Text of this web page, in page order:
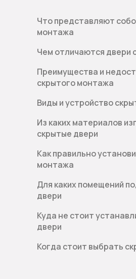
Что представляют
монтажа
Чем отличаются двери
Преимущества и
скрытого монтажа
Виды и устройство
Из каких материалов
скрытые двери
Как правильно
монтажа
Для каких помещений
двери
Куда не стоит
двери
Когда стоит выбрать